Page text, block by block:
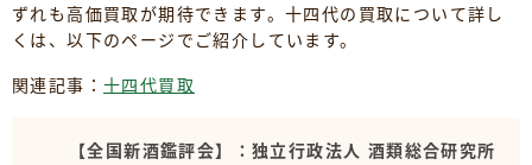
ずれも高価買取が期待できます。十四代の買取について詳し
くは、以下のページでご紹介しています。
関連記事： 十四代買取
【全国新酒鑑評会】：独立行政法人 酒類総合研究所